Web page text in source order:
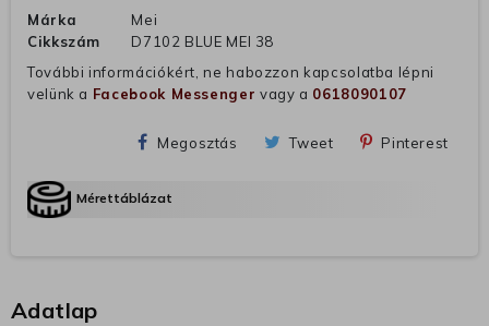
Márka
Mei
Cikkszám
D7102 BLUE MEI 38
További információkért, ne habozzon kapcsolatba lépni
velünk a Facebook Messenger vagy a 0618090107
Megosztás Tweet Pinterest
Mérettáblázat
Adatlap